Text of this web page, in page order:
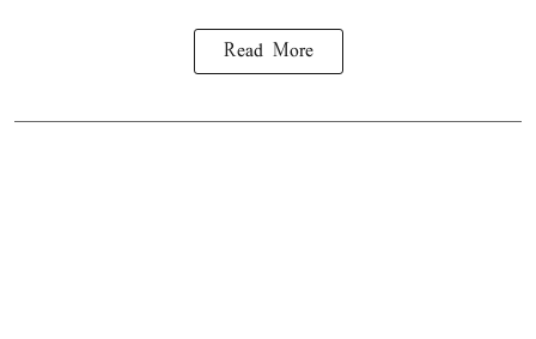
Read More